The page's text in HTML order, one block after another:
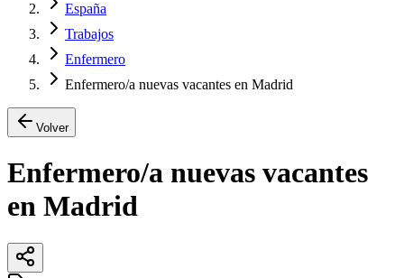
España
Trabajos
Enfermero
Enfermero/a nuevas vacantes en Madrid
Volver
Enfermero/a nuevas vacantes
en Madrid